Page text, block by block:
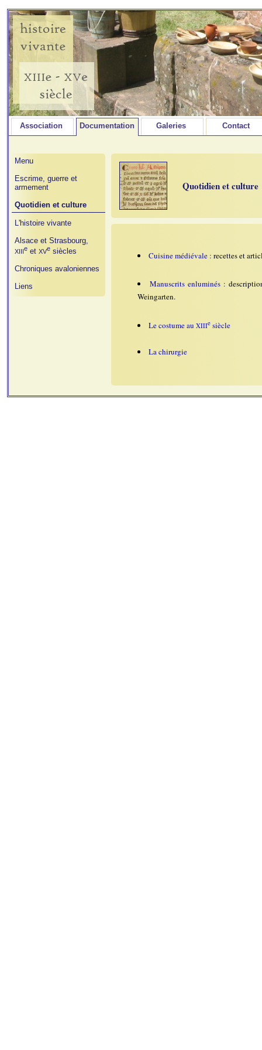
Association Documentation Galeries Contact
Menu
Escrime, guerre et
armement
Quotidien et culture
L'histoire vivante
Alsace et Strasbourg,
XIII e et XVe siècles
Chroniques avaloniennes
Liens
Quotidien et culture
Cuisine médiévale : recettes et
Manuscrits enluminés :
Weingarten.
Le costume au XIIIe siècle
La chirurgie